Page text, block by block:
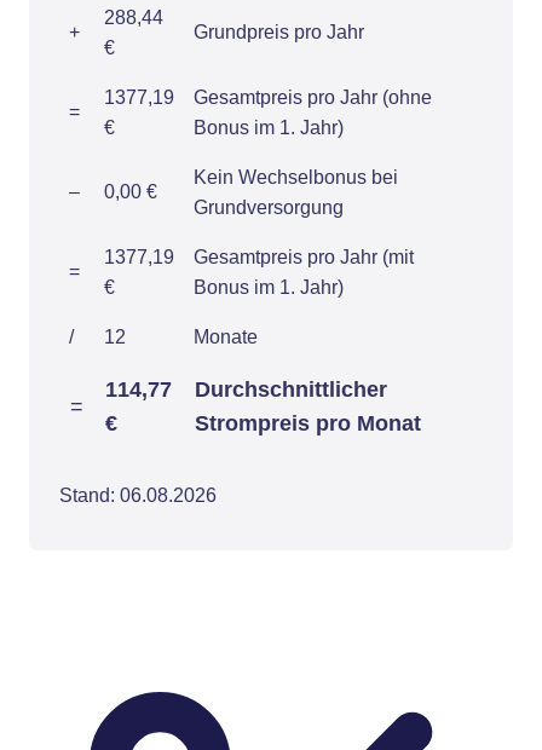
+
288,44
€
Grundpreis pro Jahr
=
1377,19
€
Gesamtpreis pro Jahr (ohne
Bonus im 1. Jahr)
– 0,00 €
Kein Wechselbonus bei
Grundversorgung
=
1377,19
€
Gesamtpreis pro Jahr (mit
Bonus im 1. Jahr)
/ 12 Monate
=
114,77
€
Durchschnittlicher
Strompreis pro Monat
Stand: 06.08.2026